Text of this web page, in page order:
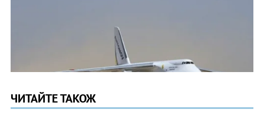
ЧИТАЙТЕ ТАКОЖ